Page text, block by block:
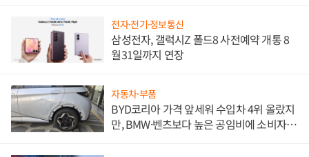
전자·전기·정보통신
삼성전자, 갤럭시Z 폴드8 사전예약 개통 8
월31일까지 연장
자동차·부품
BYD코리아 가격 앞세워 수입차 4위 올랐지
만, BMW·벤츠보다 높은 공임비에 소비자